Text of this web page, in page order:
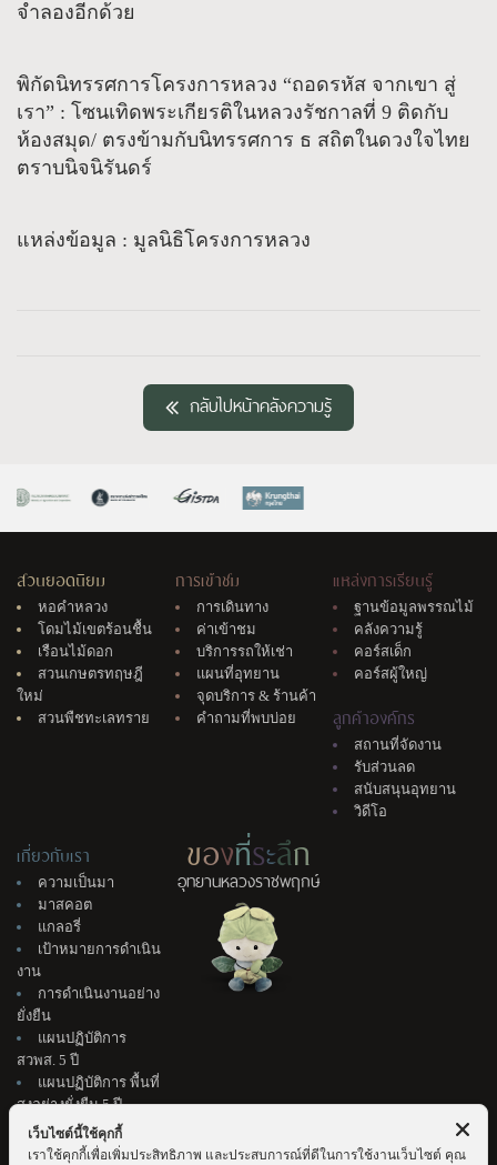
จำลองอีกด้วย
พิกัดนิทรรศการโครงการหลวง “ถอดรหัส จากเขา สู่
เรา” : โซนเทิดพระเกียรติในหลวงรัชกาลที่ 9 ติดกับ
ห้องสมุด/ ตรงข้ามกับนิทรรศการ ธ สถิตในดวงใจไทย
ตราบนิจนิรันดร์
แหล่งข้อมูล : มูลนิธิโครงการหลวง
กลับไปหน้าคลังความรู้
สวนยอดนิยม
หอคำหลวง
โดมไม้เขตร้อนชื้น
เรือนไม้ดอก
สวนเกษตรทฤษฎี
ใหม่
สวนพืชทะเลทราย
การเข้าชม
การเดินทาง
ค่าเข้าชม
บริการรถให้เช่า
แผนที่อุทยาน
จุดบริการ & ร้านค้า
คำถามที่พบบ่อย
แหล่งการเรียนรู้
ฐานข้อมูลพรรณไม้
คลังความรู้
คอร์สเด็ก
คอร์สผู้ใหญ่
ลูกค้าองค์กร
สถานที่จัดงาน
รับส่วนลด
สนับสนุนอุทยาน
วิดีโอ
เกี่ยวกับเรา
ความเป็นมา
มาสคอต
แกลอรี่
เป้าหมายการดำเนิน
งาน
การดำเนินงานอย่าง
ยั่งยืน
แผนปฏิบัติการ
สวพส. 5 ปี
แผนปฏิบัติการ พื้นที่
สูงอย่างยั่งยืน 5 ปี
ติดต่อเรา
แนะนำติชม
ของที่ระลึก
อุทยานหลวงราชพฤกษ์
เว็บไซต์นี้ใช้คุกกี้
เราใช้คุกกี้เพื่อเพิ่มประสิทธิภาพ และประสบการณ์ที่ดีในการใช้งานเว็บไซต์ คุณ